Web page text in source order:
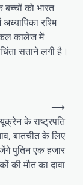
को भारत
रश्मि
कालेज में
सताने लगी है।
के राष्ट्रपति
बातचीत के लिए
पुतिन एक हजार
की मौत का दावा
⟶